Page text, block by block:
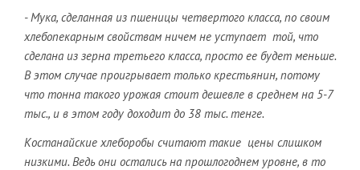
- Мука, сделанная из пшеницы четвертого класса, по своим
хлебопекарным свойствам ничем не уступает той, что
сделана из зерна третьего класса, просто ее будет меньше.
В этом случае проигрывает только крестьянин, потому
что тонна такого урожая стоит дешевле в среднем на 5-7
тыс., и в этом году доходит до 38 тыс. тенге.
Костанайские хлеборобы считают такие цены слишком
низкими. Ведь они остались на прошлогоднем уровне, в то